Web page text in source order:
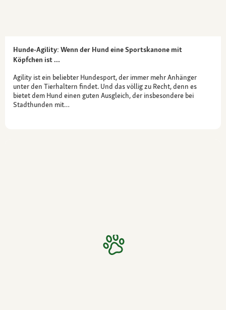
Hunde-Agility: Wenn der Hund eine Sportskanone mit
Köpfchen ist …
Agility ist ein beliebter Hundesport, der immer mehr Anhänger
unter den Tierhaltern findet. Und das völlig zu Recht, denn es
bietet dem Hund einen guten Ausgleich, der insbesondere bei
Stadthunden mit…